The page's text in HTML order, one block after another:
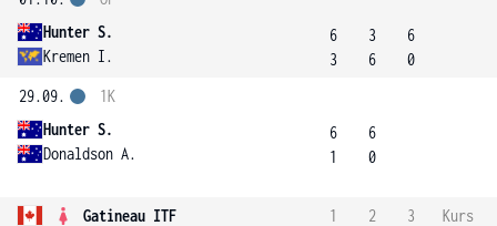
Hunter S.
Kremen I.
6
3
3
6
6
0
29.09.
Hunter S.
Donaldson A.
1K
6
1
6
0
Gatineau ITF 1 2 3
Kurs